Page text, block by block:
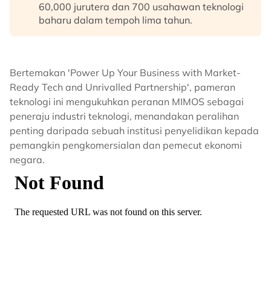
60,000 jurutera dan 700 usahawan teknologi
baharu dalam tempoh lima tahun.
Bertemakan 'Power Up Your Business with Market-
Ready Tech and Unrivalled Partnership', pameran
teknologi ini mengukuhkan peranan MIMOS sebagai
peneraju industri teknologi, menandakan peralihan
penting daripada sebuah institusi penyelidikan kepada
pemangkin pengkomersialan dan pemecut ekonomi
negara.